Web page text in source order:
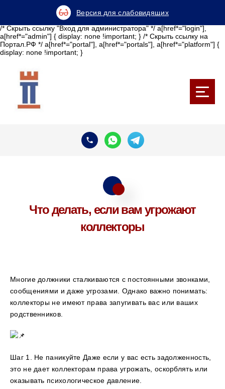
/* Скрыть ссылку "Вход для администратора" */ a[href*="login"],
a[href*="admin"] { display: none !important; } /* Скрыть ссылку на
Портал.РФ */ a[href*="portal"], a[href*="portals"], a[href*="platform"] {
display: none !important; }
Версия для слабовидящих
Что делать, если вам угрожают
коллекторы
Многие должники сталкиваются с постоянными звонками,
сообщениями и даже угрозами. Однако важно понимать:
коллекторы не имеют права запугивать вас или ваших
родственников.
Шаг 1. Не паникуйте Даже если у вас есть задолженность,
это не дает коллекторам права угрожать, оскорблять или
оказывать психологическое давление.